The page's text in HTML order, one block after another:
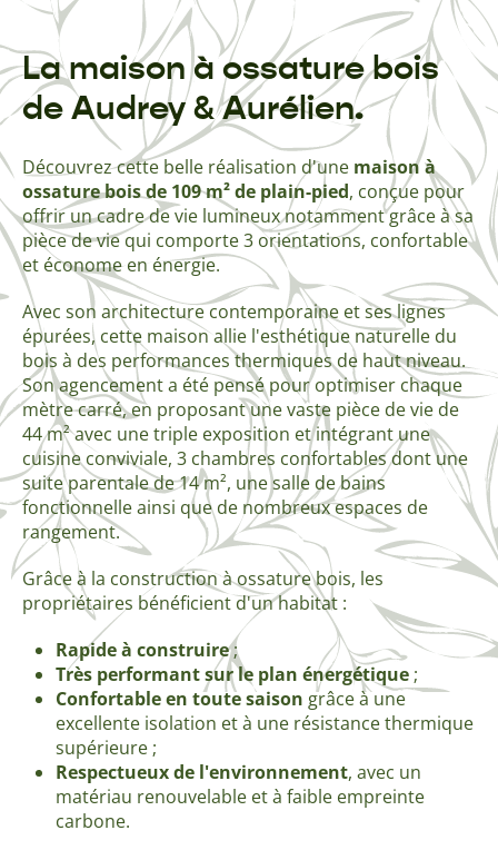
La maison à ossature bois
de Audrey & Aurélien.
Découvrez cette belle réalisation d'une maison à
ossature bois de 109 m² de plain-pied, conçue pour
offrir un cadre de vie lumineux notamment grâce à sa
pièce de vie qui comporte 3 orientations, confortable
et économe en énergie.
Avec son architecture contemporaine et ses lignes
épurées, cette maison allie l'esthétique naturelle du
bois à des performances thermiques de haut niveau.
Son agencement a été pensé pour optimiser chaque
mètre carré, en proposant une vaste pièce de vie de
44 m² avec une triple exposition et intégrant une
cuisine conviviale, 3 chambres confortables dont une
suite parentale de 14 m², une salle de bains
fonctionnelle ainsi que de nombreux espaces de
rangement.
Grâce à la construction à ossature bois, les
propriétaires bénéficient d'un habitat :
Rapide à construire;
Très performant sur le plan énergétique ;
Confortable en toute saison grâce à une
excellente isolation et à une résistance thermique
supérieure ;
Respectueux de l'environnement, avec un
matériau renouvelable et à faible empreinte
carbone.